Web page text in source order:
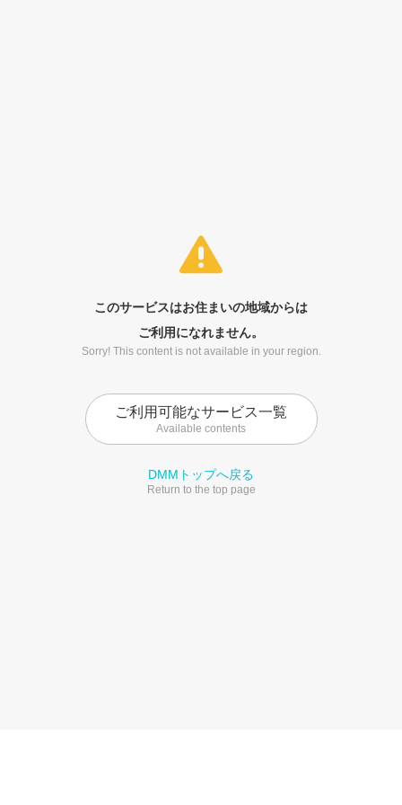
このサービスはお住まいの地域からは
ご利用になれません。
Sorry! This content is not available in your region.
ご利用可能なサービス一覧
Available contents
DMMトップへ戻る
Return to the top page